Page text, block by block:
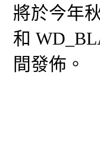
將於今年
和
間發佈。